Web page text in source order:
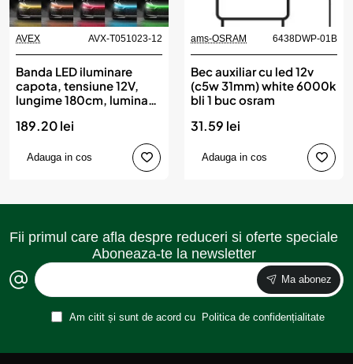
AVEX AVX-T051023-12
Banda LED iluminare
capota, tensiune 12V,
lungime 180cm, lumina
189.20 lei
Adauga in cos
ams-OSRAM 6438DWP-01B
Bec auxiliar cu led 12v
(c5w 31mm) white 6000k
bli 1 buc osram
31.59 lei
Adauga in cos
Fii primul care afla despre reduceri si oferte speciale
Aboneaza-te la newsletter
Ma abonez
Am citit și sunt de acord cu Politica de confidențialitate